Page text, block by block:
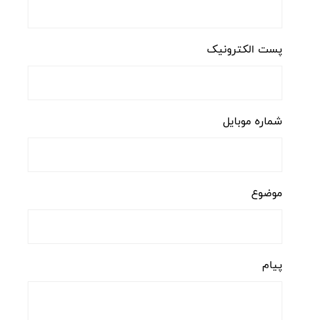
پست الکترونیک
شماره موبایل
موضوع
پیام